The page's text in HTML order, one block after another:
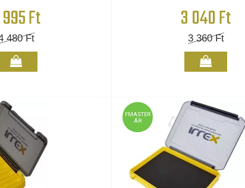
Ft
480Ft
3 040 Ft
3 360Ft
FMASTER
ÁR